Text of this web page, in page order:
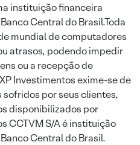
instituição financeira
Central do Brasil.Toda
mundial de computadores
atrasos, podendo impedir
ou a recepção de
Investimentos exime-se de
por seus clientes,
disponibilizados por
CCTVM S/A é instituição
Central do Brasil.